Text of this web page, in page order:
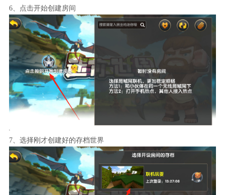
6、点击开始创建房间
7、选择刚才创建好的存档世界